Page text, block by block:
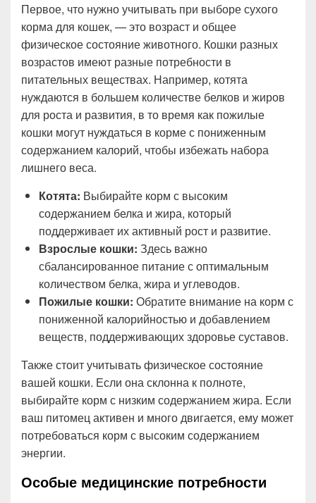
Первое, что нужно учитывать при выборе сухого
корма для кошек, — это возраст и общее
физическое состояние животного. Кошки разных
возрастов имеют разные потребности в
питательных веществах. Например, котята
нуждаются в большем количестве белков и жиров
для роста и развития, в то время как пожилые
кошки могут нуждаться в корме с пониженным
содержанием калорий, чтобы избежать набора
лишнего веса.
Котята: Выбирайте корм с высоким
содержанием белка и жира, который
поддерживает их активный рост и развитие.
Взрослые кошки: Здесь важно
сбалансированное питание с оптимальным
количеством белка, жира и углеводов.
Пожилые кошки: Обратите внимание на корм с
пониженной калорийностью и добавлением
веществ, поддерживающих здоровье суставов.
Также стоит учитывать физическое состояние
вашей кошки. Если она склонна к полноте,
выбирайте корм с низким содержанием жира. Если
ваш питомец активен и много двигается, ему может
потребоваться корм с высоким содержанием
энергии.
Особые медицинские потребности